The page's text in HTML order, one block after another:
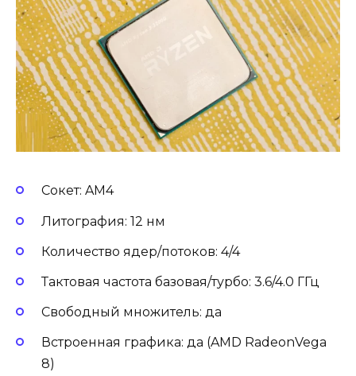
Сокет: AM4
Литография: 12 нм
Количество ядер/потоков: 4/4
Тактовая частота базовая/турбо: 3.6/4.0 ГГц
Свободный множитель: да
Встроенная графика: да (AMD RadeonVega
8)